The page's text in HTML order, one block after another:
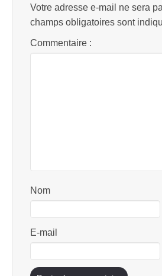
Votre adresse e-mail ne sera
champs obligatoires sont
Commentaire :
Nom
E-mail